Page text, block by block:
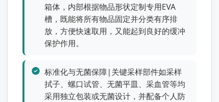
箱体，内部根据物品形状定制专用EVA
槽，既能将所有物品固定并分类有序排
放，方便快速取用，又能起到良好的缓冲
保护作用。
标准化与无菌保障|关键采样部件如采样
拭子、螺口试管、无菌平皿、采血管等均
采用独立包装或无菌设计，并配备个人防